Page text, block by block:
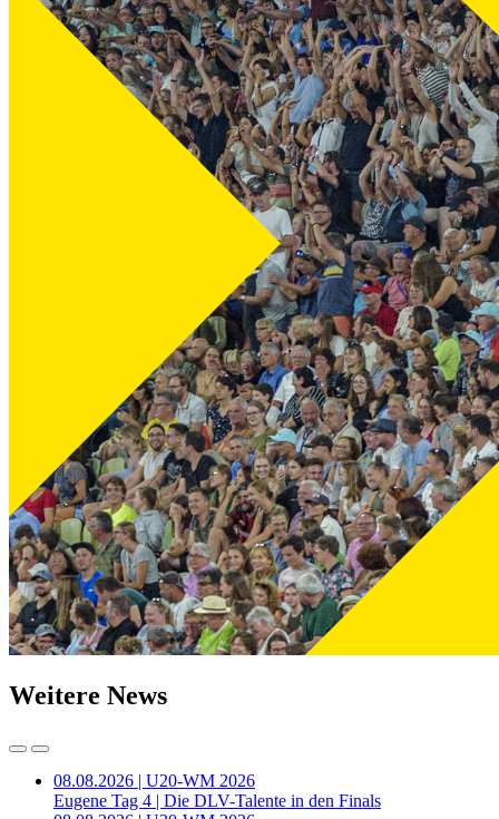
Weitere News
08.08.2026 | U20-WM 2026
Eugene Tag 4 | Die DLV-Talente in den Finals